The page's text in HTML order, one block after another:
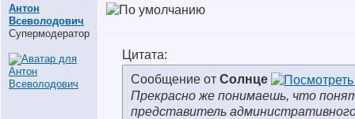
Антон
Всеволодович
Супермодератор
Цитата:
Сообщение от Солнце
Прекрасно же понимаешь, что
представитель